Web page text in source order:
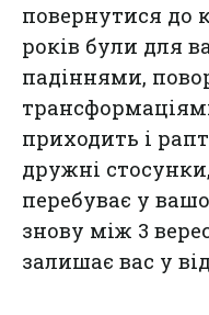
повернутися до
років були для
падіннями,
приходить і
дружні
перебуває у
знову між 3
залишає вас у